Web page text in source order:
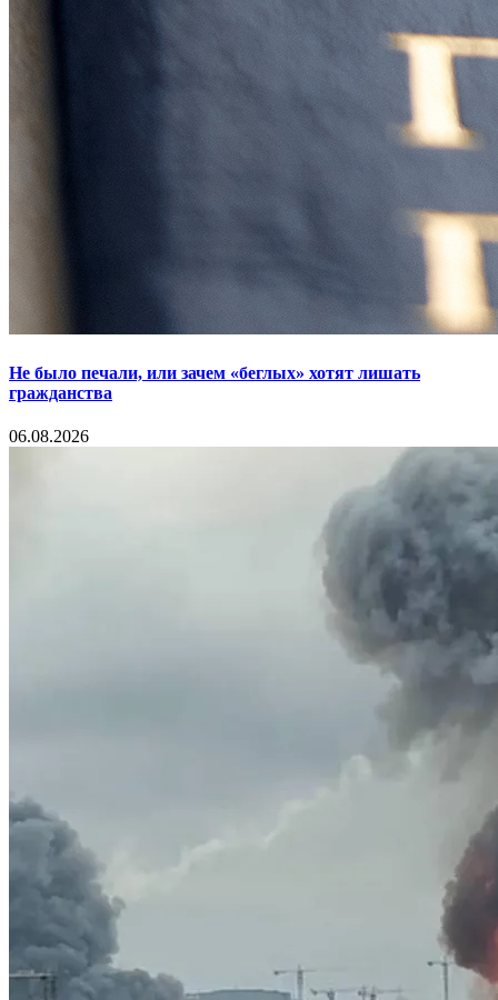
Не было печали, или зачем «беглых» хотят лишать
гражданства
06.08.2026